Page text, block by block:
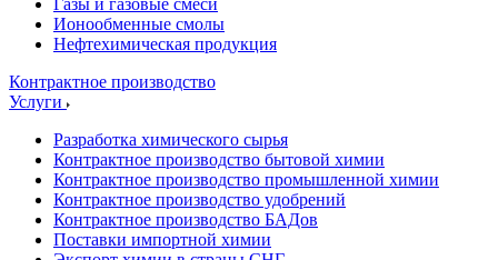
Газы и газовые смеси
Ионообменные смолы
Нефтехимическая продукция
Контрактное производство
Услуги
Разработка химического сырья
Контрактное производство бытовой химии
Контрактное производство промышленной химии
Контрактное производство удобрений
Контрактное производство БАДов
Поставки импортной химии